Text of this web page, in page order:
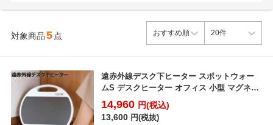
対象商品5 点
遠赤外線デスク下ヒーター スポットウォー
ムS デスクヒーター オフィス 小型 マグネッ
ト 磁石 足元...
14,960 円(税込)
13,600 円(税抜)